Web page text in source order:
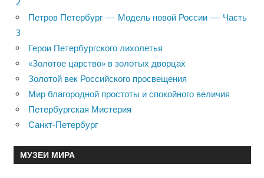
Петров Петербург — Модель новой России — Часть
3
Герои Петербургского лихолетья
«Золотое царство» в золотых дворцах
Золотой век Российского просвещения
Мир благородной простоты и спокойного величия
Петербургская Мистерия
Санкт-Петербург
МУЗЕИ МИРА